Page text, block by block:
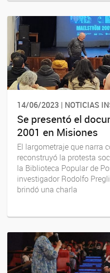
14/06/2023 | NOTICIAS
Se presentó el
2001 en Misiones
El largometraje que narra
reconstruyó la protesta
la Biblioteca Popular de
investigador Rodolfo
brindó una charla